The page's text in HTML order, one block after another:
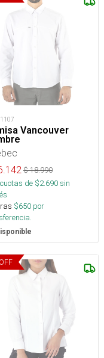
Vancouver
$18.990
cuotas de $2.690sin
$650 por
OFF